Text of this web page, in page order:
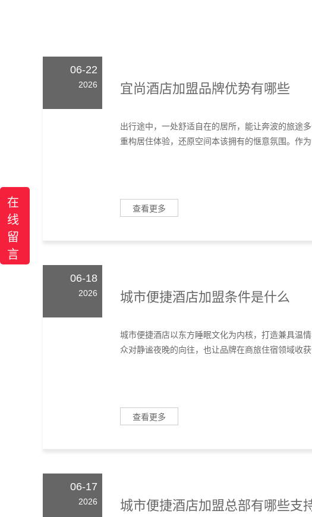
06-22
2026 宜尚酒店加盟品牌优势有哪些
出行途中，一处舒适自在的居所，能让奔波的旅途
重构居住体验，还原空间本该拥有的惬意氛围。作
查看更多
06-18
2026 城市便捷酒店加盟条件是什么
城市便捷酒店以东方睡眠文化为内核，打造兼具温
众对静谧夜晚的向往，也让品牌在商旅住宿领域收
查看更多
06-17
2026 城市便捷酒店加盟总部有哪些支
在
线
留
言